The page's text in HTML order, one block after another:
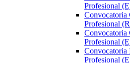
Profesional
Convocatoria
Profesional
Convocatoria
Profesional
Convocatoria
Profesional